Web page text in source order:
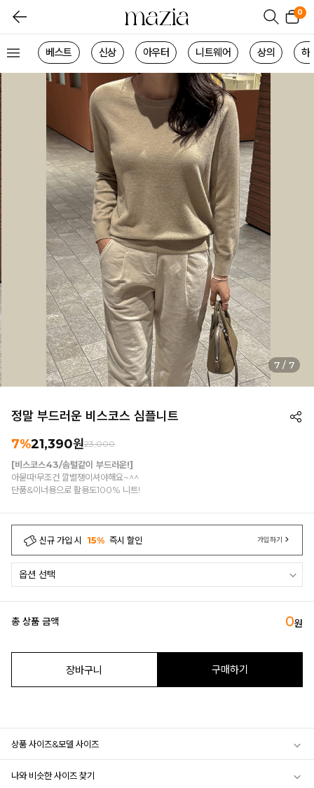
0
베스트 신상 아우터 니트웨어 상의 하
7 / 7
정말 부드러운 비스코스 심플니트
7%21,390원23,000
[비스코스43/솜털같이 부드러운!]
아묻따!무조건 깔별쟁이셔야해요~^^
단품&이너용으로 활용도100% 니트!
신규 가입 시 15% 즉시 할인 가입하기
총 상품 금액 0원
장바구니 구매하기
상품 사이즈&모델 사이즈
나와 비슷한 사이즈 찾기